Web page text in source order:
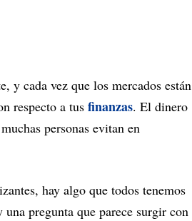
y cada vez que los mercados están
respecto a tus finanzas. El dinero
personas evitan en
hay algo que todos tenemos
una pregunta que parece surgir con